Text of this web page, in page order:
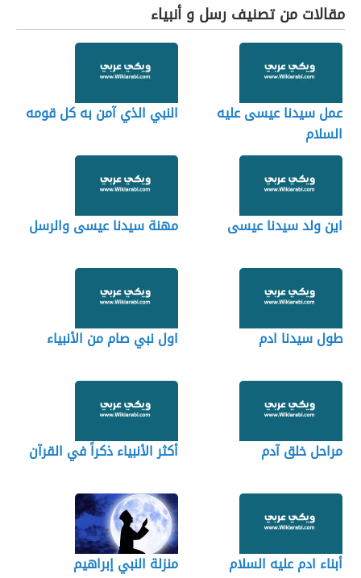
مقالات من تصنيف رسل و أنبياء
عمل سيدنا عيسى عليه
السلام
النبي الذي آمن به كل قومه
اين ولد سيدنا عيسى مهنة سيدنا عيسى والرسل
طول سيدنا ادم اول نبي صام من الأنبياء
مراحل خلق آدم أكثر الأنبياء ذكراً في القرآن
أبناء ادم عليه السلام منزلة النبي إبراهيم